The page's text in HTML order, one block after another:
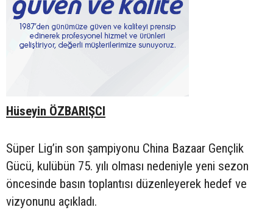
Hüseyin ÖZBARIŞCI
Süper Lig’in son şampiyonu China Bazaar Gençlik
Gücü, kulübün 75. yılı olması nedeniyle yeni sezon
öncesinde basın toplantısı düzenleyerek hedef ve
vizyonunu açıkladı.